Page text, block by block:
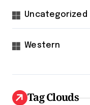
Uncategorized
Western
Tag Clouds